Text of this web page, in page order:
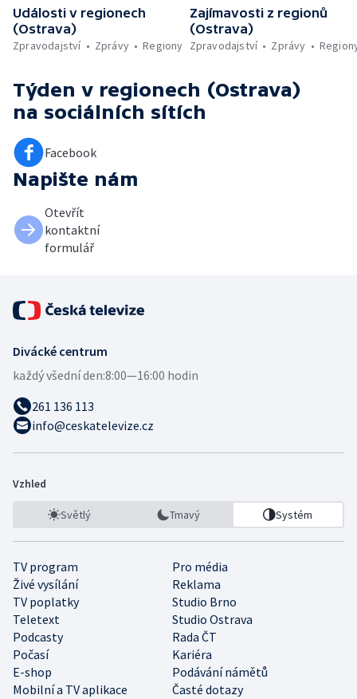
Události v regionech
(Ostrava)
Zpravodajství
Zprávy Regiony
Zajímavosti z regionů
(Ostrava)
Zpravodajství
Zprávy
Týden v regionech (Ostrava)
na sociálních sítích
Facebook
Napište nám
Otevřít
kontaktní
formulář
Divácké centrum
každý všední den:8:00—16:00 hodin
261 136 113
info@ceskatelevize.cz
Vzhled
Světlý Tmavý Systém
TV program
Pro média
Živé vysílání
Reklama
TV poplatky
Studio Brno
Teletext
Studio Ostrava
Podcasty
Rada ČT
Počasí
Kariéra
E-shop
Podávání námětů
Mobilní a TV aplikace
Časté dotazy